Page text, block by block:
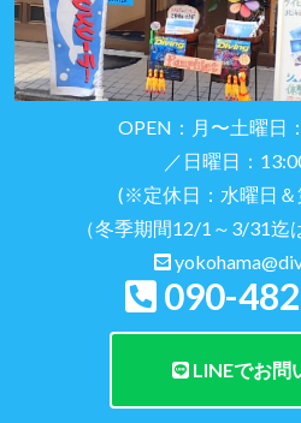
OPEN：月〜土曜日
／日曜日：
(※定休日：水曜日＆
（冬季期間12/1～3/31迄
090-
LINEでお問